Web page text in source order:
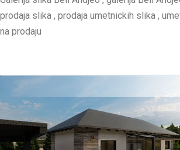
prodaja slika , prodaja umetnickih slika ,
na prodaju